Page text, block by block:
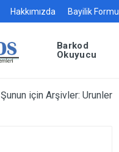
Hakkımızda Bayilik Formu
Barkod
Okuyucu
Şunun için Arşivler: Urunler